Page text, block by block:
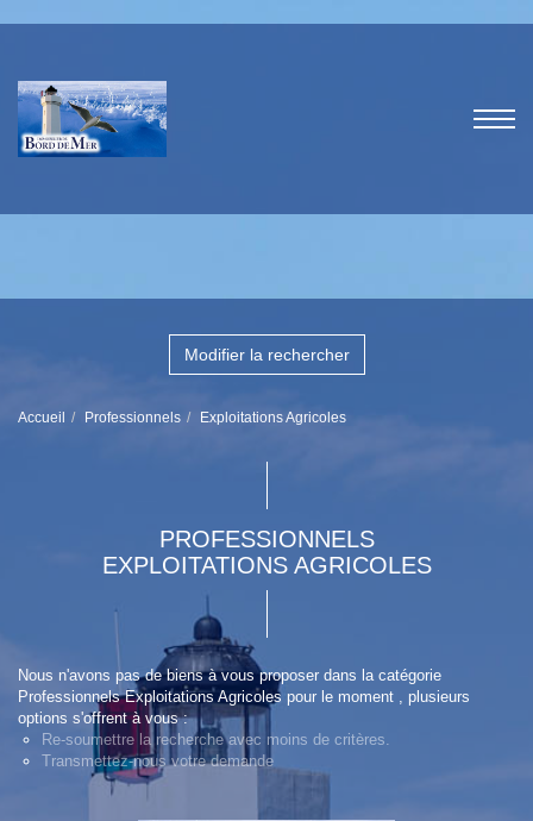
Modifier la rechercher
Accueil Professionnels Exploitations Agricoles
PROFESSIONNELS
EXPLOITATIONS AGRICOLES
Nous n'avons pas de biens à vous proposer dans la catégorie
Professionnels Exploitations Agricoles pour le moment , plusieurs
options s'offrent à vous :
Re-soumettre la recherche avec moins de critères.
Transmettez-nous votre demande